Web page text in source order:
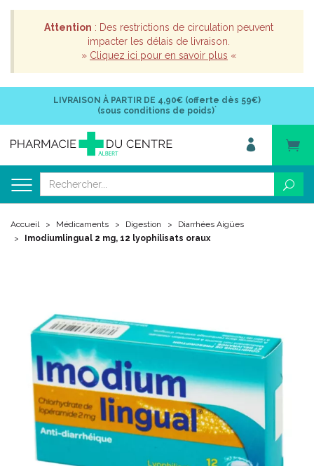
Attention : Des restrictions de circulation peuvent
impacter les délais de livraison.
» Cliquez ici pour en savoir plus «
LIVRAISON À PARTIR DE 4,90€ (offerte dès 59€)
(sous conditions de poids)*
Accueil Médicaments Digestion
Diarrhées Aigües
Imodiumlingual 2 mg, 12 lyophilisats oraux